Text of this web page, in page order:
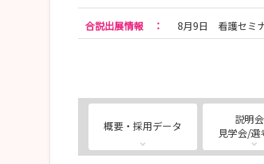
●５回目 〈応募締切〉令和８年７月
〈選考日〉 令和８年８月２
★インターンシップのご参加随時受け
合説出展情報 ： 8月9日 看護セミ
概要・採用データ
説明会
見学会/選